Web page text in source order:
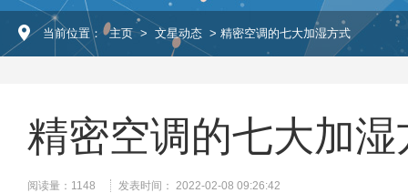
当前位置： 主页 > 文星动态 > 精密空调的七大加湿方式
精密空调的七大加湿
阅读量： 1148 发表时间： 2022-02-08 09:26:42